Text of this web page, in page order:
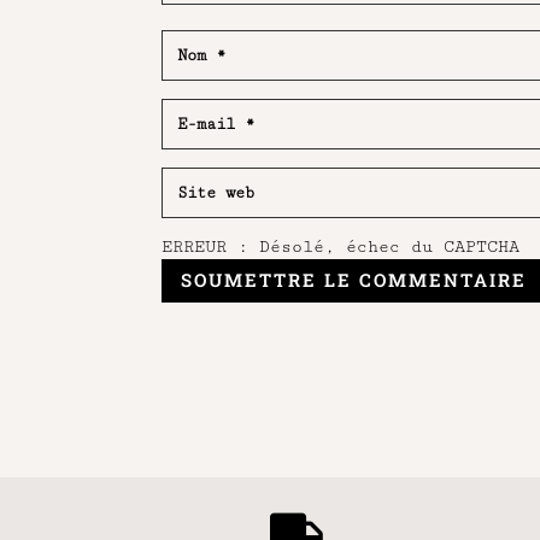
ERREUR : Désolé, échec du CAPTCHA
SOUMETTRE LE COMMENTAIRE